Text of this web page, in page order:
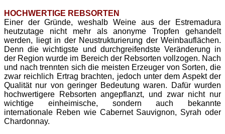
HOCHWERTIGE REBSORTEN
Einer der Gründe, weshalb Weine aus der Estremadura
heutzutage nicht mehr als anonyme Tropfen gehandelt
werden, liegt in der Neustrukturierung der Weinbauflächen.
Denn die wichtigste und durchgreifendste Veränderung in
der Region wurde im Bereich der Rebsorten vollzogen. Nach
und nach trennten sich die meisten Erzeuger von Sorten, die
zwar reichlich Ertrag brachten, jedoch unter dem Aspekt der
Qualität nur von geringer Bedeutung waren. Dafür wurden
hochwertigere Rebsorten angepflanzt, und zwar nicht nur
wichtige einheimische, sondern auch bekannte
internationale Reben wie Cabernet Sauvignon, Syrah oder
Chardonnay.